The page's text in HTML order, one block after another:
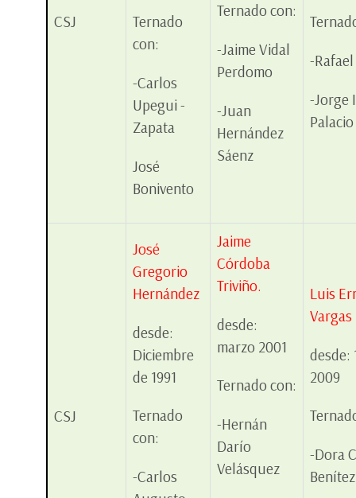
CSJ
Ternado
con:
-Carlos
Upegui -
Zapata
José
Bonivento
Ternado con:
-Jaime Vidal
Perdomo
-Juan
Hernández
Sáenz
-
-Jorge
Palacio
CSJ
José
Gregorio
Hernández
desde:
Diciembre
de 1991
Ternado
con:
-Carlos
Jaime
Córdoba
Triviño.
desde:
marzo 2001
Ternado con:
-Hernán
Darío
Velásquez
Luis
Vargas
desde:
2009
-Dora
Benítez